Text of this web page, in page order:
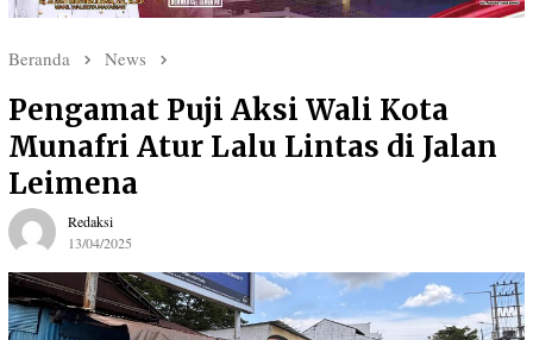
Beranda News
Pengamat Puji Aksi Wali Kota
Munafri Atur Lalu Lintas di Jalan
Leimena
Redaksi
13/04/2025